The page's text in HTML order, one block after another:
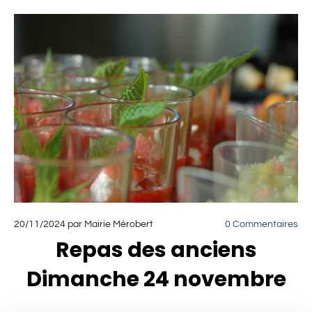
20/11/2024 par Mairie Mérobert 0 Commentaires
Repas des anciens
Dimanche 24 novembre